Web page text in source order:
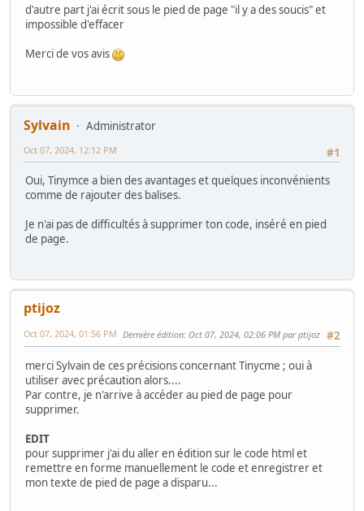
d'autre part j'ai écrit sous le pied de page "il y a des soucis" et
impossible d'effacer
Merci de vos avis
Sylvain
Administrator
#1
Oct 07, 2024, 12:12 PM
Oui, Tinymce a bien des avantages et quelques inconvénients
comme de rajouter des balises.
Je n'ai pas de difficultés à supprimer ton code, inséré en pied
de page.
ptijoz
#2
Oct 07, 2024, 01:56 PM Dernière édition: Oct 07, 2024, 02:06 PM par ptijoz
merci Sylvain de ces précisions concernant Tinycme ; oui à
utiliser avec précaution alors....
Par contre, je n'arrive à accéder au pied de page pour
supprimer.
EDIT
pour supprimer j'ai du aller en édition sur le code html et
remettre en forme manuellement le code et enregistrer et
mon texte de pied de page a disparu...